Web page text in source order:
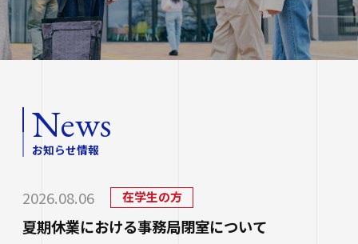
学長挨拶
建学の精神・学園訓
教育研究上の目的・3つのポリシー
教員紹介
文学部
社会学部
教育学部
経営学部
看護学部
学費・奨学金
学費
奨学金
学生支援
就職・キャリア支援
就職・キャリア支援
キャリアセンター
教職教育推進センター
講座案内・行事予定
研究・社会連携
国際交流
国際交流
グローバル教育センター（ランゲージプラザi
-Talk）
関連サイト
学校法人四天王寺学園
News
お知らせ情報
2026.08.06 在学生の方
夏期休業における事務局閉室について